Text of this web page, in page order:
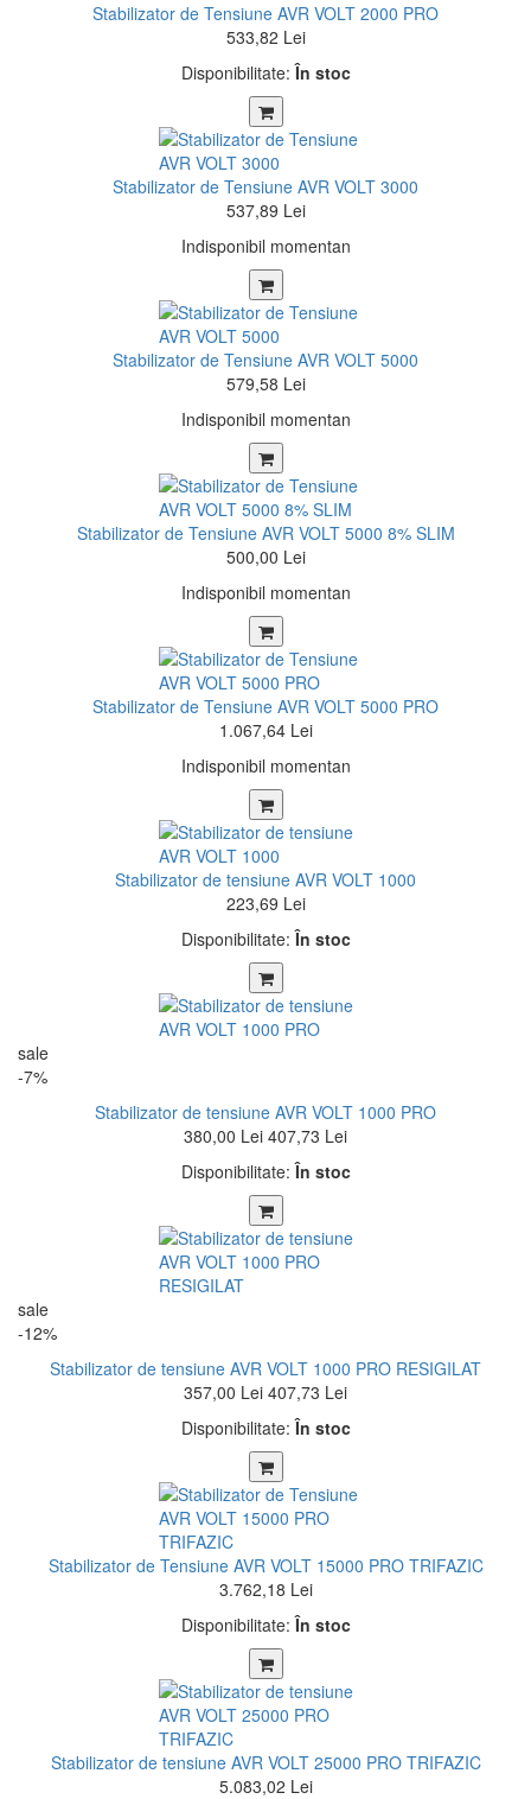
Stabilizator de Tensiune AVR VOLT 2000 PRO
533,82 Lei
Disponibilitate:În stoc
Stabilizator de Tensiune AVR VOLT 3000
537,89 Lei
Indisponibil momentan
Stabilizator de Tensiune AVR VOLT 5000
579,58 Lei
Indisponibil momentan
Stabilizator de Tensiune AVR VOLT 5000 8% SLIM
500,00 Lei
Indisponibil momentan
Stabilizator de Tensiune AVR VOLT 5000 PRO
1.067,64 Lei
Indisponibil momentan
Stabilizator de tensiune AVR VOLT 1000
223,69 Lei
Disponibilitate:În stoc
sale
-7%
Stabilizator de tensiune AVR VOLT 1000 PRO
380,00 Lei 407,73 Lei
Disponibilitate:În stoc
sale
-12%
Stabilizator de tensiune AVR VOLT 1000 PRO RESIGILAT
357,00 Lei 407,73 Lei
Disponibilitate:În stoc
Stabilizator de Tensiune AVR VOLT 15000 PRO TRIFAZIC
3.762,18 Lei
Disponibilitate:În stoc
Stabilizator de tensiune AVR VOLT 25000 PRO TRIFAZIC
5.083,02 Lei